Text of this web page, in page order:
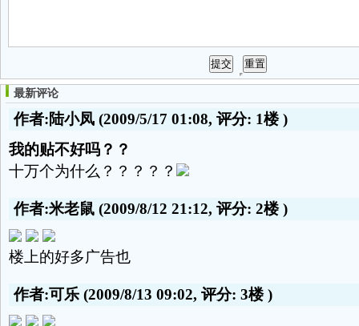
最新评论
作者:陆小凤 (2009/5/17 01:08, 评分: 1楼)
我的贴不好吗？？
十万个为什么？？？？？
作者:米老鼠 (2009/8/12 21:12, 评分: 2楼)
楼上的好多广告也
作者:可乐 (2009/8/13 09:02, 评分: 3楼)